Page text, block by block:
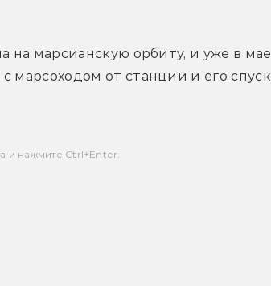
на марсианскую орбиту, и уже в мае
марсоходом от станции и его спуск
и нажмите Ctrl+Enter.